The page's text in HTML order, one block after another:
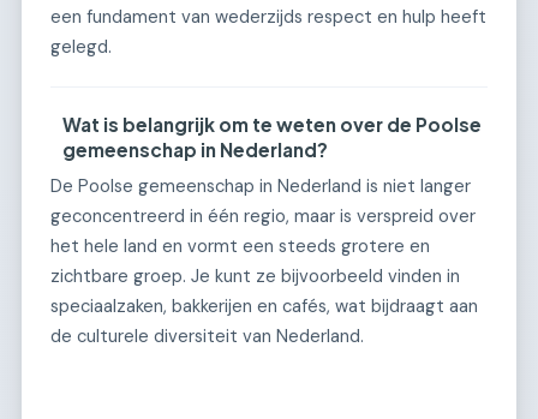
een fundament van wederzijds respect en hulp heeft
gelegd.
Wat is belangrijk om te weten over de Poolse
gemeenschap in Nederland?
De Poolse gemeenschap in Nederland is niet langer
geconcentreerd in één regio, maar is verspreid over
het hele land en vormt een steeds grotere en
zichtbare groep. Je kunt ze bijvoorbeeld vinden in
speciaalzaken, bakkerijen en cafés, wat bijdraagt aan
de culturele diversiteit van Nederland.